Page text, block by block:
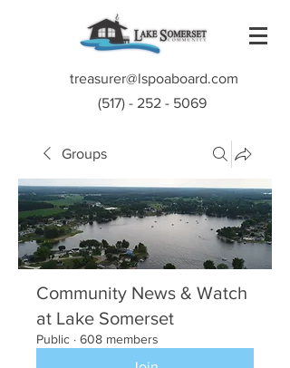
treasurer@lspoaboard.com
(517) - 252 - 5069
Groups
Community News & Watch
at Lake Somerset
Public · 608 members